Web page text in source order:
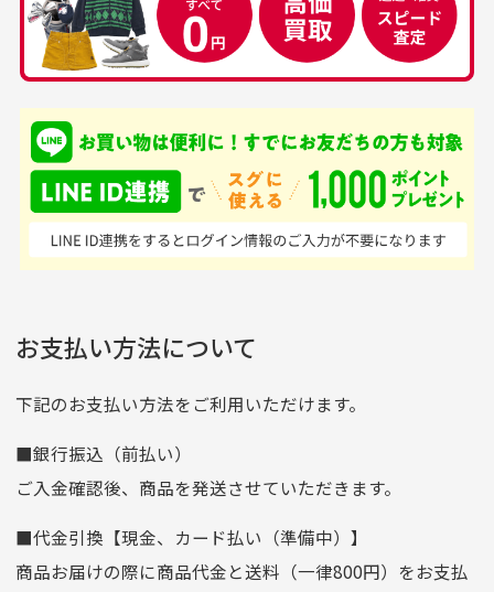
中古ゴルフウェアの
品揃えがすごい
て、ここまでゴルフブラ
ンドの取り扱いがあるの
はすごい。 毎日たくさ
んの商品がアップされて
いるので新作チェックす
安心して中古ウェア
を買えるお店です
ており商品を大切にして
いる感が伝わってきまし
た 「フロント部分に汚
れあり」と記載ありまし
[…]
生じている場合がございます。
銀行振込（前払い）
入金確認後商品発送となります。
※土曜、日曜、祝日は入金確認及び発送業務は致しておりま
せん。
尚、お振込み手数料はお客様ご負担となります。入金確認後
商品発送となります。
ご注文頂いてから7日以内をお振込み期限とさせ
りますのでご了承くださいませ。
支店名
和歌山支店
口座種別
普通
口座番号
0255557
口座名義
株式会社一条
ゆうちょ銀行
申し込まれた商品と届いた商品が異なっている場合
商品説明に記載されていない汚れやダメージがある商品
の場合
お支払い方法について
下記のお支払い方法をご利用いただけます。
■銀行振込（前払い）
ご入金確認後、商品を発送させていただきます。
■代金引換【現金、カード払い（準備中）】
商品お届けの際に商品代金と送料（一律800円）をお支払